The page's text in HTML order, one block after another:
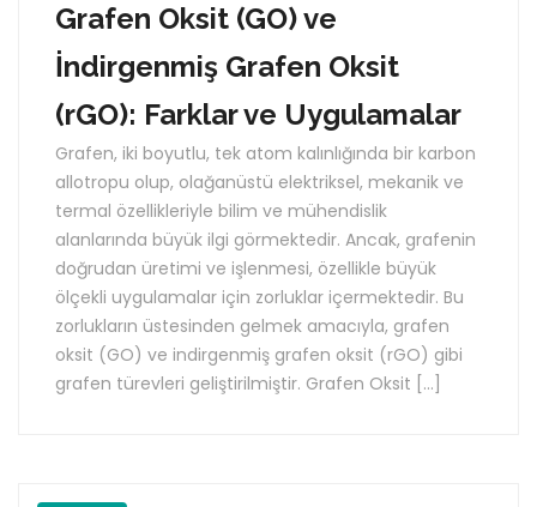
Grafen Oksit (GO) ve
İndirgenmiş Grafen Oksit
(rGO): Farklar ve Uygulamalar
Grafen, iki boyutlu, tek atom kalınlığında bir karbon
allotropu olup, olağanüstü elektriksel, mekanik ve
termal özellikleriyle bilim ve mühendislik
alanlarında büyük ilgi görmektedir. Ancak, grafenin
doğrudan üretimi ve işlenmesi, özellikle büyük
ölçekli uygulamalar için zorluklar içermektedir. Bu
zorlukların üstesinden gelmek amacıyla, grafen
oksit (GO) ve indirgenmiş grafen oksit (rGO) gibi
grafen türevleri geliştirilmiştir. Grafen Oksit […]